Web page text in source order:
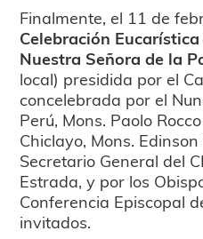
Finalmente, el 11 de
Celebración
Nuestra Señora de la
local) presidida por el
concelebrada por el
Perú, Mons. Paolo
Chiclayo, Mons.
Secretario General del
Estrada, y por los
Conferencia Episcopal
invitados.